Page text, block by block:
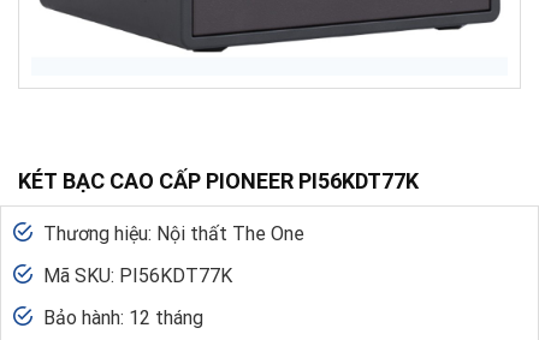
KÉT BẠC CAO CẤP PIONEER PI56KDT77K
Thương hiệu: Nội thất The One
Mã SKU: PI56KDT77K
Bảo hành: 12 tháng